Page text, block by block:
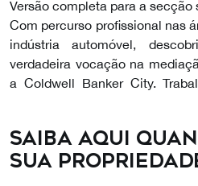
Versão completa para a secção
Com percurso profissional nas
indústria automóvel,
verdadeira vocação na
a Coldwell Banker City.
melhores resultados aos meus
Atuo sobretudo em Alvalade e
Saiba aqui
sua